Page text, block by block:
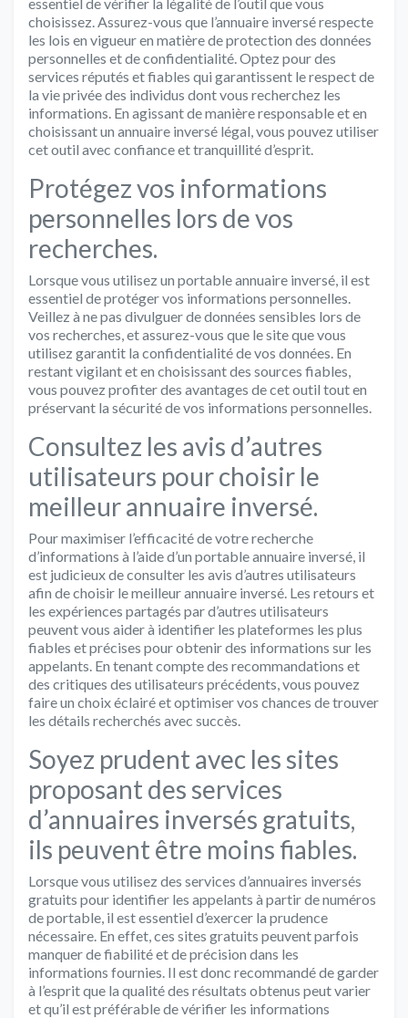
choisissez. Assurez-vous que l’annuaire inversé respecte
les lois en vigueur en matière de protection des données
personnelles et de confidentialité. Optez pour des
services réputés et fiables qui garantissent le respect de
la vie privée des individus dont vous recherchez les
informations. En agissant de manière responsable et en
choisissant un annuaire inversé légal, vous pouvez utiliser
cet outil avec confiance et tranquillité d’esprit.
Protégez vos informations
personnelles lors de vos
recherches.
Lorsque vous utilisez un portable annuaire inversé, il est
essentiel de protéger vos informations personnelles.
Veillez à ne pas divulguer de données sensibles lors de
vos recherches, et assurez-vous que le site que vous
utilisez garantit la confidentialité de vos données. En
restant vigilant et en choisissant des sources fiables,
vous pouvez profiter des avantages de cet outil tout en
préservant la sécurité de vos informations personnelles.
Consultez les avis d’autres
utilisateurs pour choisir le
meilleur annuaire inversé.
Pour maximiser l’efficacité de votre recherche
d’informations à l’aide d’un portable annuaire inversé, il
est judicieux de consulter les avis d’autres utilisateurs
afin de choisir le meilleur annuaire inversé. Les retours et
les expériences partagés par d’autres utilisateurs
peuvent vous aider à identifier les plateformes les plus
fiables et précises pour obtenir des informations sur les
appelants. En tenant compte des recommandations et
des critiques des utilisateurs précédents, vous pouvez
faire un choix éclairé et optimiser vos chances de trouver
les détails recherchés avec succès.
Soyez prudent avec les sites
proposant des services
d’annuaires inversés gratuits,
ils peuvent être moins fiables.
Lorsque vous utilisez des services d’annuaires inversés
gratuits pour identifier les appelants à partir de numéros
de portable, il est essentiel d’exercer la prudence
nécessaire. En effet, ces sites gratuits peuvent parfois
manquer de fiabilité et de précision dans les
informations fournies. Il est donc recommandé de garder
à l’esprit que la qualité des résultats obtenus peut varier
et qu’il est préférable de vérifier les informations